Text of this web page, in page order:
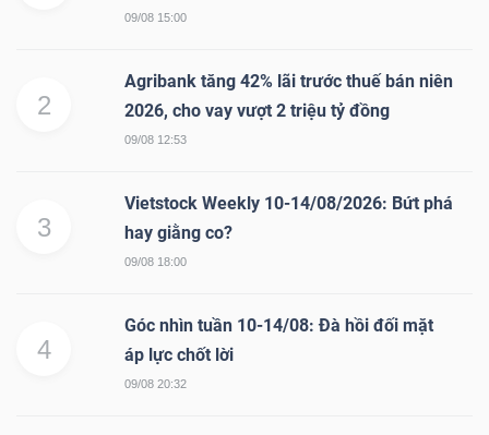
09/08 15:00
2
Agribank tăng 42% lãi trước thuế bán niên
2026, cho vay vượt 2 triệu tỷ đồng
09/08 12:53
3
Vietstock Weekly 10-14/08/2026: Bứt phá
hay giằng co?
09/08 18:00
4
Góc nhìn tuần 10-14/08: Đà hồi đối mặt
áp lực chốt lời
09/08 20:32